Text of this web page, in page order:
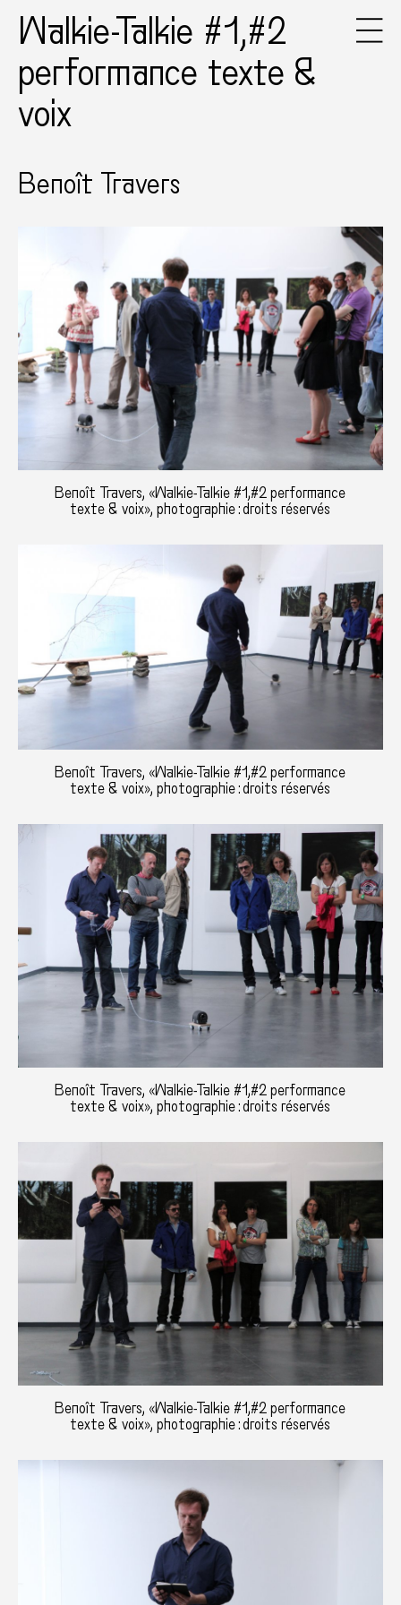
Walkie-Talkie #1,#2
performance texte &
voix
Benoît Travers
Benoît Travers, «Walkie-Talkie #1,#2 performance
texte & voix», photographie : droits réservés
Benoît Travers, «Walkie-Talkie #1,#2 performance
texte & voix», photographie : droits réservés
Benoît Travers, «Walkie-Talkie #1,#2 performance
texte & voix», photographie : droits réservés
Benoît Travers, «Walkie-Talkie #1,#2 performance
texte & voix», photographie : droits réservés